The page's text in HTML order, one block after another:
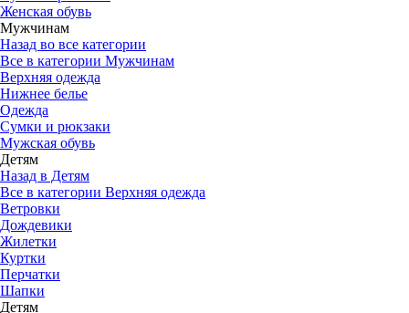
Женская обувь
Мужчинам
Назад во все категории
Все в категории Мужчинам
Верхняя одежда
Нижнее белье
Одежда
Сумки и рюкзаки
Мужская обувь
Детям
Назад в Детям
Все в категории Верхняя одежда
Ветровки
Дождевики
Жилетки
Куртки
Перчатки
Шапки
Детям